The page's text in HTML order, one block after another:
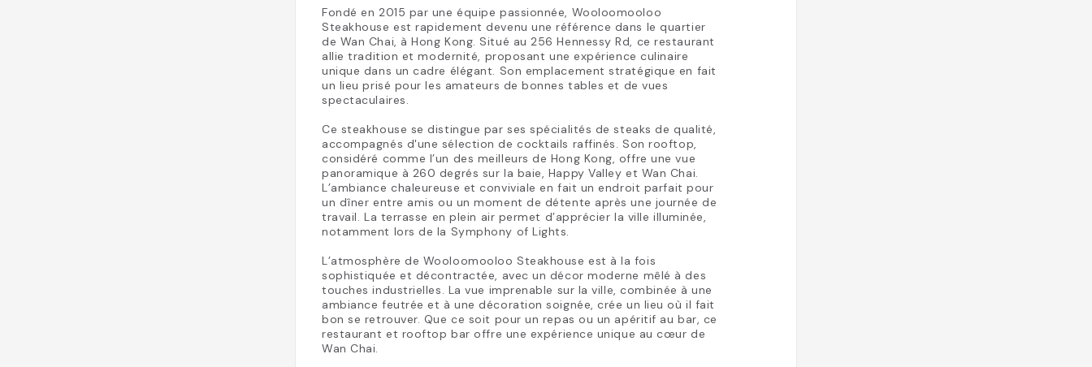
Fondé en 2015 par une équipe passionnée, Wooloomooloo
Steakhouse est rapidement devenu une référence dans le quartier
de Wan Chai, à Hong Kong. Situé au 256 Hennessy Rd, ce restaurant
allie tradition et modernité, proposant une expérience culinaire
unique dans un cadre élégant. Son emplacement stratégique en fait
un lieu prisé pour les amateurs de bonnes tables et de vues
spectaculaires.
Ce steakhouse se distingue par ses spécialités de steaks de qualité,
accompagnés d'une sélection de cocktails raffinés. Son rooftop,
considéré comme l’un des meilleurs de Hong Kong, offre une vue
panoramique à 260 degrés sur la baie, Happy Valley et Wan Chai.
L’ambiance chaleureuse et conviviale en fait un endroit parfait pour
un dîner entre amis ou un moment de détente après une journée de
travail. La terrasse en plein air permet d’apprécier la ville illuminée,
notamment lors de la Symphony of Lights.
L’atmosphère de Wooloomooloo Steakhouse est à la fois
sophistiquée et décontractée, avec un décor moderne mêlé à des
touches industrielles. La vue imprenable sur la ville, combinée à une
ambiance feutrée et à une décoration soignée, crée un lieu où il fait
bon se retrouver. Que ce soit pour un repas ou un apéritif au bar, ce
restaurant et rooftop bar offre une expérience unique au cœur de
Wan Chai.